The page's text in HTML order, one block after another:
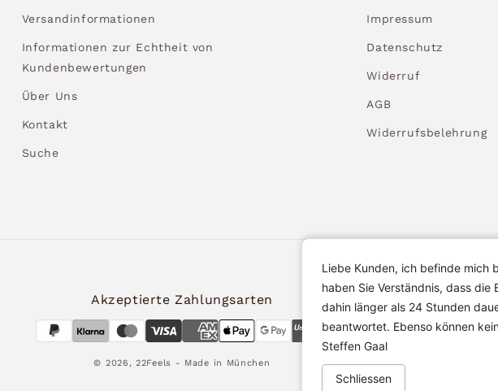
Versandinformationen
Informationen zur Echtheit von
Kundenbewertungen
Über Uns
Kontakt
Suche
Impressum
Datenschutz
Widerruf
AGB
Widerrufsbelehrung
Akzeptierte Zahlungsarten
© 2026,22Feels - Made in München
Liebe Kunden, ich befinde mich
haben Sie Verständnis, dass
dahin länger als 24 Stunden
beantwortet. Ebenso können
Steffen Gaal
Schliessen